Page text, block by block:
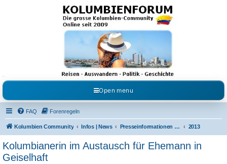
Kolumbienforum - Das
grosse Forum der
Freunde Kolumbiens
Reisen, Auswandern, Kultur, Politik, Geschichte und Visum in Kolumbien und Venezuela.
Austausch, Erfahrungen und Gemeinschaft im Kolumbienforum
Open menu
FAQ Forenregeln
Kolumbien Community Infos | News Presseinformationen & Neuigkeiten 2013
Kolumbianerin im Austausch für Ehemann in
Geiselhaft